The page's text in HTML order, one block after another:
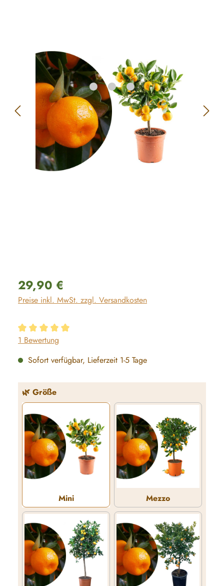
Regulärer Preis:
29,90 €
Preise inkl. MwSt. zzgl. Versandkosten
Durchschnittliche Bewertung von 5 von 5 Sternen
1 Bewertung
Sofort verfügbar, Lieferzeit 1-5 Tage
🌿 Größeauswählen
Mini
Mini
Mezzo
Mezzo